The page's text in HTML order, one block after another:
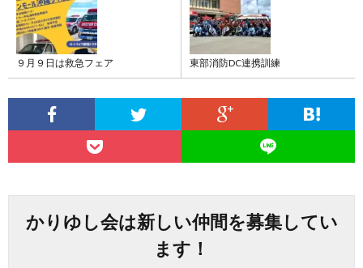
９月９日は救急フェア 東部消防DC連携訓練
かりゆし会は新しい仲間を募集してい
ます！